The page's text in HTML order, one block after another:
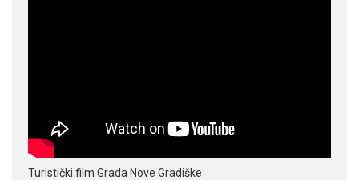
Turistički film Grada Nove Gradiške